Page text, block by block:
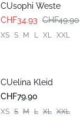
CUsophi Weste
CHF34.93 CHF49.90
XS S M L XL XXL
CUelina Kleid
CHF79.90
XS S M L XL XXL